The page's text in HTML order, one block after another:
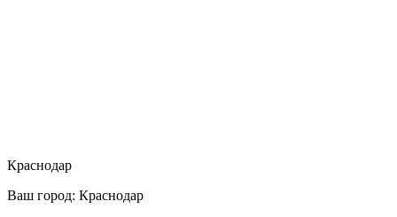
Краснодар
Ваш город: Краснодар